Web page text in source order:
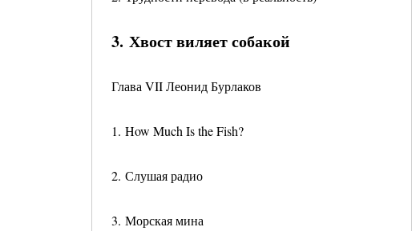
3. Хвост виляет собакой
Глава VII Леонид Бурлаков
1. How Much Is the Fish?
2. Слушая радио
3. Морская мина